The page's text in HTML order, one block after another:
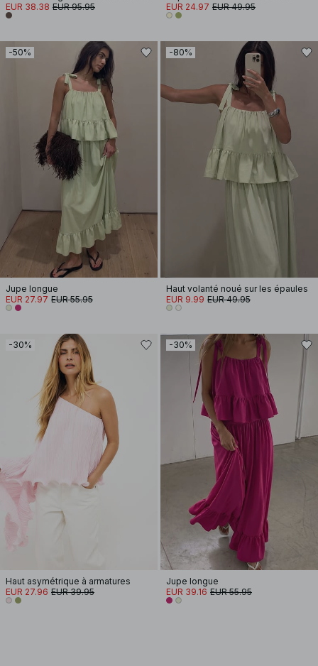
EUR 38.38 EUR 95.95
EUR 24.97 EUR 49.95
-50%
Jupe longue
EUR 27.97 EUR 55.95
-80%
Haut volanté noué sur les épaules
EUR 9.99 EUR 49.95
-30%
Haut asymétrique à armatures
EUR 27.96 EUR 39.95
-30%
Jupe longue
EUR 39.16 EUR 55.95